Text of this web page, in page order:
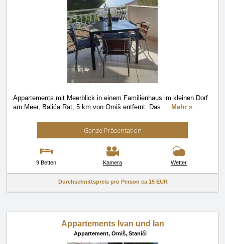
Appartements mit Meerblick in einem Familienhaus im kleinen Dorf
am Meer, Balića Rat, 5 km von Omiš entfernt. Das … Mehr »
Ganze Präsentation
9 Betten Kamera Wetter
Durchschnittspreis pro Person ca 15 EUR
Appartements Ivan und Ian
Appartement, Omiš, Stanići